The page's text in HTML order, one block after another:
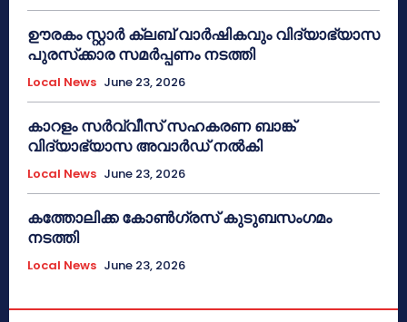
ഊരകം സ്റ്റാർ ക്ലബ് വാർഷികവും വിദ്യാഭ്യാസ
പുരസ്‌ക്കാര സമർപ്പണം നടത്തി
Local News June 23, 2026
കാറളം സർവ്വീസ് സഹകരണ ബാങ്ക്
വിദ്യാഭ്യാസ അവാർഡ് നൽകി
Local News June 23, 2026
കത്തോലിക്ക കോൺഗ്രസ് കുടുബസംഗമം
നടത്തി
Local News June 23, 2026